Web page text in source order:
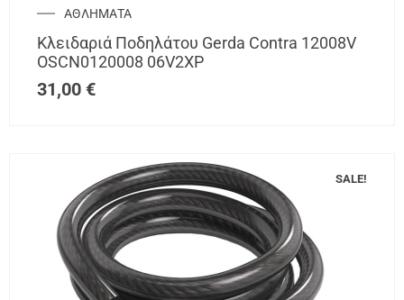
ΑΘΛΗΜΑΤΑ
Κλειδαριά Ποδηλάτου Gerda Contra 12008V
OSCN0120008 06V2XP
31,00 €
SALE!